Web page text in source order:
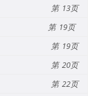
13
19
19
20
22